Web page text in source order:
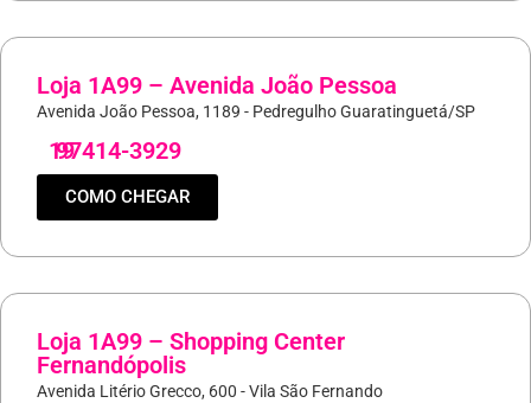
Loja 1A99 – Avenida João Pessoa
Avenida João Pessoa, 1189 - Pedregulho Guaratinguetá/SP
19
97414-3929
COMO CHEGAR
Loja 1A99 – Shopping Center
Fernandópolis
Avenida Litério Grecco, 600 - Vila São Fernando